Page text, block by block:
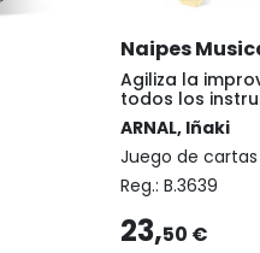
Naipes
Agiliza la
todos los
ARNAL, Iñaki
Juego de
Reg.: B.3639
23,50 €